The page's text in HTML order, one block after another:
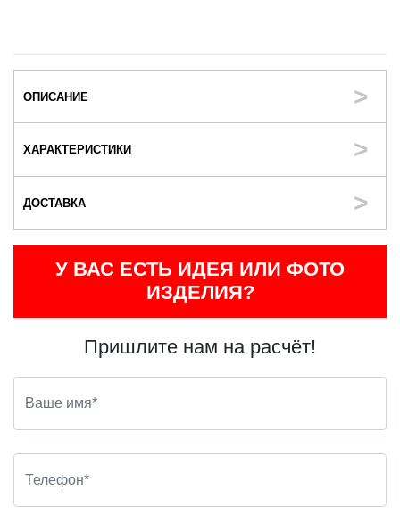
ОПИСАНИЕ
ХАРАКТЕРИСТИКИ
ДОСТАВКА
У ВАС ЕСТЬ ИДЕЯ ИЛИ ФОТО
ИЗДЕЛИЯ?
Пришлите нам на расчёт!